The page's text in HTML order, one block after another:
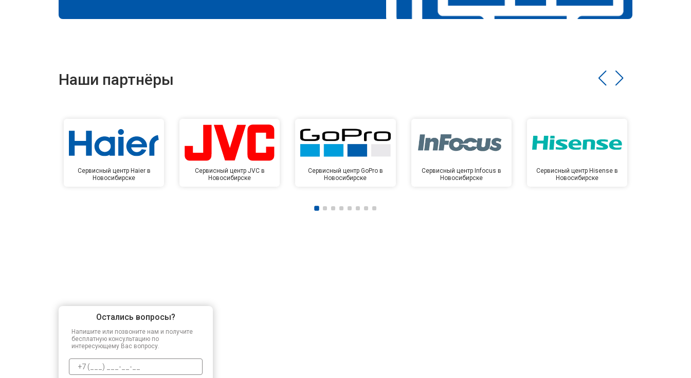
Наши партнёры
Сервисный центр Haier в
Новосибирске
Сервисный центр JVC в
Новосибирске
Сервисный центр GoPro в
Новосибирске
Сервисный центр Infocus в
Новосибирске
Сервисный центр Hisense в
Новосибирске
Остались вопросы?
Напишите или позвоните нам и получите
бесплатную консультацию по
интересующему Вас вопросу.